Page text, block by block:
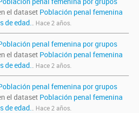
el dataset Población penal femenina
de edad.. Hace 2 años.
penal femenina por grupos
el dataset Población penal femenina
de edad.. Hace 2 años.
penal femenina por grupos
el dataset Población penal femenina
de edad.. Hace 2 años.